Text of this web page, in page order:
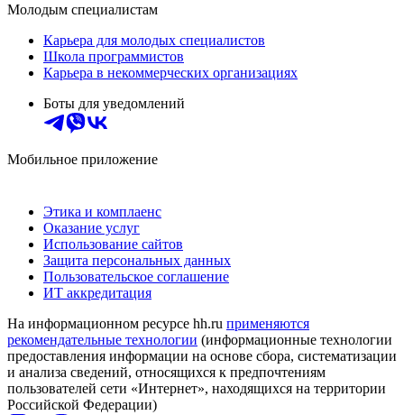
Молодым специалистам
Карьера для молодых специалистов
Школа программистов
Карьера в некоммерческих организациях
Боты для уведомлений
Мобильное приложение
Этика и комплаенс
Оказание услуг
Использование сайтов
Защита персональных данных
Пользовательское соглашение
ИТ аккредитация
На информационном ресурсе hh.ru применяются
рекомендательные технологии (информационные технологии
предоставления информации на основе сбора, систематизации
и анализа сведений, относящихся к предпочтениям
пользователей сети «Интернет», находящихся на территории
Российской Федерации)